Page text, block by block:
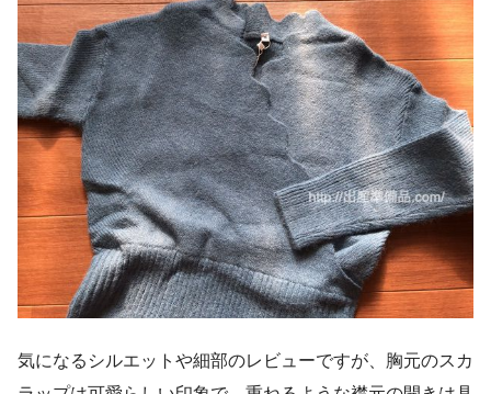
気になるシルエットや細部のレビューですが、胸元のスカ